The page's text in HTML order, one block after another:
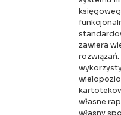
zawiera
rozwiązań.
własne